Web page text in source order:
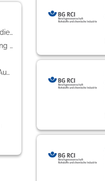
Banken / Versicherungen / Finanzdienstleister (8)
Kaufmännische Berufe & Verwaltung (6)
Weiterbildung / Studium / duale Ausbildung (6)